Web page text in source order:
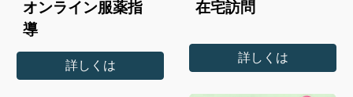
オンライン服薬指
導
詳しくは
在宅訪問
詳しくは